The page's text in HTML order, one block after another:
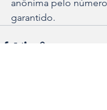
anônima pelo
garantido.